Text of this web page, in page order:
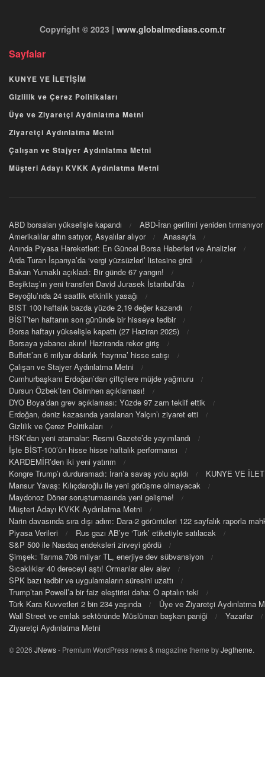
Copyright © 2023 | www.globalmediaas.com.tr
Sayfalar
KUNYE VE İLETİŞİM
Gizlilik ve Çerez Politikaları
Üye ve Ziyaretçi Aydınlatma Metni
Ziyaretçi Aydınlatma Metni
Çalışan ve Stajyer Aydınlatma Metni
Müşteri Adayı KVKK Aydınlatma Metni
ABD borsaları yükselişle kapandı
ABD-İran gerilimi yeniden tırmanıyor
Amerikalılar altın satıyor, Asyalılar alıyor
Anasayfa
Anında Piyasa Hareketleri: En Güncel Borsa Haberleri ve Analizler
Arda Turan İspanya’da ‘vergi yüzsüzleri’ listesine girdi
Bakan Yumaklı açıkladı: Bir günde 67 yangın!
Beşiktaş’ın yeni transferi David Jurasek İstanbul’da
Beyoğlu’nda 24 saatlik etkinlik yasağı
BIST 100 haftalık bazda yüzde 2,19 değer kazandı
BİST’ten haftanın son gününde bir hisseye tedbir
Borsa haftayı yükselişle kapattı (27 Haziran 2025)
Borsaya yabancı akını! Haziranda rekor giriş
Buffett’an 6 milyar dolarlık ‘hayrına’ hisse satışı
Çalışan ve Stajyer Aydınlatma Metni
Cumhurbaşkanı Erdoğan’dan çiftçilere müjde yağmuru
Dursun Özbek’ten Osimhen açıklaması!
DYO Boya’dan grev açıklaması: Yüzde 97 zam teklif ettik
Erdoğan, deniz kazasında yaralanan Yalçın’ı ziyaret etti
Gizlilik ve Çerez Politikaları
HSK’dan yeni atamalar: Resmi Gazete’de yayımlandı
İşte BİST-100’ün hisse hisse haftalık performansı
KARDEMİR’den iki yeni yatırım
Kongre Trump’ı durduramadı: İran’a savaş yolu açıldı
KUNYE VE
Mansur Yavaş: Kılıçdaroğlu ile yeni görüşme olmayacak
Maydonoz Döner soruşturmasında yeni gelişme!
Müşteri Adayı KVKK Aydınlatma Metni
Narin davasında sıra dışı adım: Dara-2 görüntüleri 122 sayfalık raporla
Piyasa Verileri
Rus gazı AB’ye ‘Türk’ etiketiyle satılacak
S&P 500 ile Nasdaq endeksleri zirveyi gördü
Şimşek: Tarıma 706 milyar TL, enerjiye dev sübvansiyon
Sıcaklıklar 40 dereceyi aştı! Ormanlar alev alev
SPK bazı tedbir ve uygulamaların süresini uzattı
Trump’tan Powell’a bir faiz eleştirisi daha: O aptalın teki
Türk Kara Kuvvetleri 2 bin 234 yaşında
Üye ve Ziyaretçi Aydınlatma
Wall Street ve emlak sektöründe Müslüman başkan paniği
Yazarlar
Ziyaretçi Aydınlatma Metni
© 2026 JNews- Premium WordPress news & magazine theme byJegtheme.